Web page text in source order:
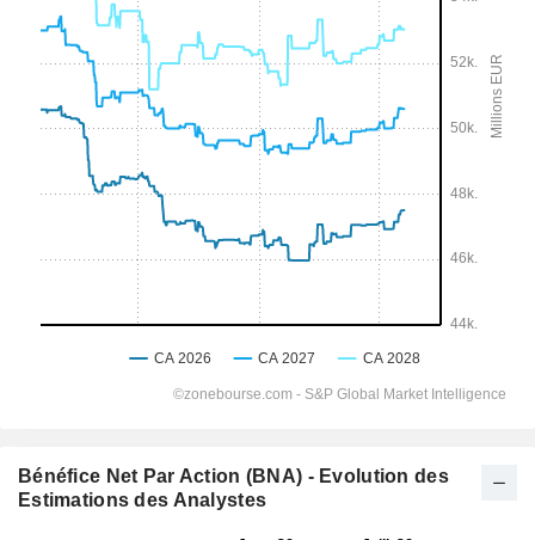
Bénéfice Net Par Action (BNA) - Evolution des
Estimations des Analystes